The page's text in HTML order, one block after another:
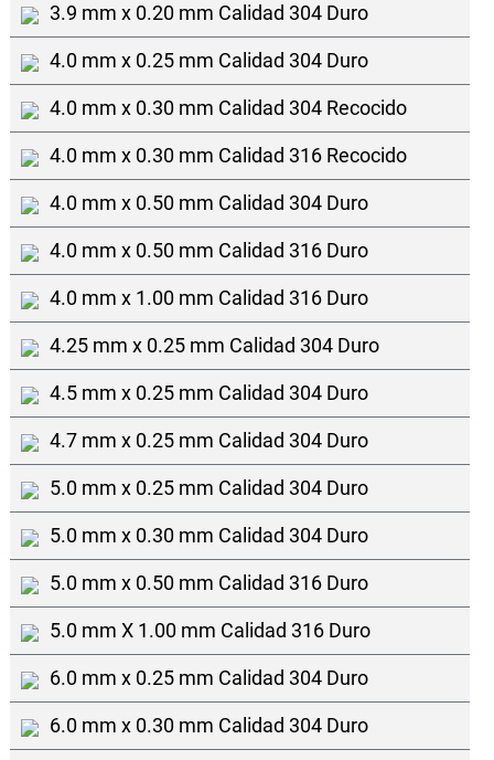
3.9 mm x 0.20 mm Calidad 304 Duro
4.0 mm x 0.25 mm Calidad 304 Duro
4.0 mm x 0.30 mm Calidad 304 Recocido
4.0 mm x 0.30 mm Calidad 316 Recocido
4.0 mm x 0.50 mm Calidad 304 Duro
4.0 mm x 0.50 mm Calidad 316 Duro
4.0 mm x 1.00 mm Calidad 316 Duro
4.25 mm x 0.25 mm Calidad 304 Duro
4.5 mm x 0.25 mm Calidad 304 Duro
4.7 mm x 0.25 mm Calidad 304 Duro
5.0 mm x 0.25 mm Calidad 304 Duro
5.0 mm x 0.30 mm Calidad 304 Duro
5.0 mm x 0.50 mm Calidad 316 Duro
5.0 mm X 1.00 mm Calidad 316 Duro
6.0 mm x 0.25 mm Calidad 304 Duro
6.0 mm x 0.30 mm Calidad 304 Duro